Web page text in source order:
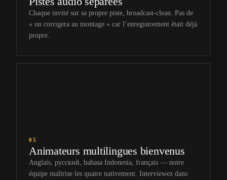
Chaque invité sur sa propre piste, broadcast-clean. Pas de
« on corrigera au montage » car l’enregistrement était déjà
propre.
05
Animateurs multilingues bienvenus
Anglais, русский, bahasa Indonesia, français — notre
équipe maîtrise les quatre nativement. Interviewez dans